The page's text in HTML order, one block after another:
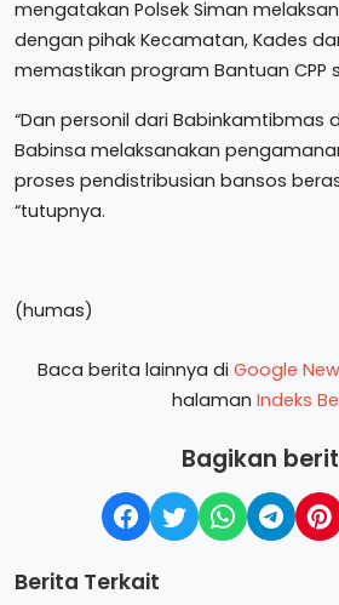
mengatakan Polsek Siman
dengan pihak Kecamatan, Kades
memastikan program Bantuan CPP
“Dan personil dari Babinkamtibmas
Babinsa melaksanakan
proses pendistribusian bansos
“tutupnya.
(humas)
Baca berita lainnya di Google
halaman Indeks
Bagikan
Berita Terkait